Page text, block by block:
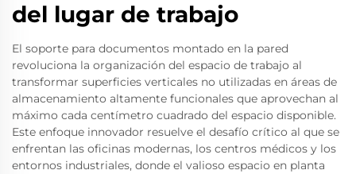
del lugar de trabajo
El soporte para documentos montado en la pared
revoluciona la organización del espacio de trabajo al
transformar superficies verticales no utilizadas en áreas de
almacenamiento altamente funcionales que aprovechan al
máximo cada centímetro cuadrado del espacio disponible.
Este enfoque innovador resuelve el desafío crítico al que se
enfrentan las oficinas modernas, los centros médicos y los
entornos industriales, donde el valioso espacio en planta